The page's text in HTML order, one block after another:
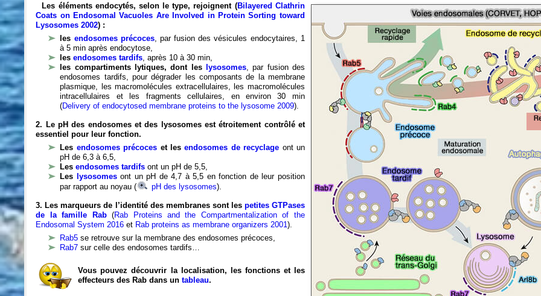
Les éléments endocytés, selon le type, rejoignent (Bilayered Clathrin
Coats on Endosomal Vacuoles Are Involved in Protein Sorting toward
Lysosomes 2002) :
les endosomes précoces, par fusion des vésicules endocytaires, 1
à 5 min après endocytose,
lesendosomes tardifs , après 10 à 30 min,
les compartiments lytiques, dont les
lysosomes, par fusion des
endosomes tardifs, pour dégrader les composants de la membrane
plasmique, les macromolécules extracellulaires, les macromolécules
intracellulaires et les fragments cellulaires, en environ 30 min
(Delivery of endocytosed membrane proteins to the lysosome 2009).
2. Le pH des endosomes et des lysosomes est étroitement contrôlé et
essentiel pour leur fonction.
Les endosomes précoces et lesendosomes de recyclage ont un
pH de 6,3 à 6,5,
Les endosomes tardifs ont un pH de 5,5,
Les
lysosomesont un pH de 4,7 à 5,5 en fonction de leur position
par rapport au noyau (
pH des lysosomes).
3. Les marqueurs de l’identité des membranes sont les petites GTPases
de la famille Rab (Rab Proteins and the Compartmentalization of the
Endosomal System 2016 et Rab proteins as membrane organizers 2001).
Rab5 se retrouve sur la membrane des endosomes précoces,
Rab7 sur celle des endosomes tardifs…
Vous pouvez découvrir la localisation, les fonctions et les
effecteurs des Rab dans untableau.